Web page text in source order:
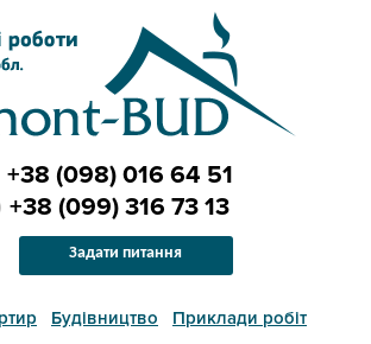
Будівництво
Приклади робіт
+38 (098) 016 64 51
+38 (099) 316 73 13
Задати питання